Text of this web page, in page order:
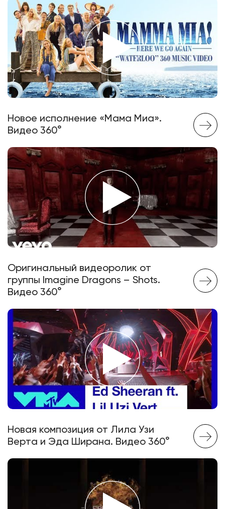
Новое исполнение «Мама Миа».
Видео 360°
Оригинальный видеоролик от
группы Imagine Dragons – Shots.
Видео 360°
Новая композиция от Лила Узи
Верта и Эда Ширана. Видео 360°